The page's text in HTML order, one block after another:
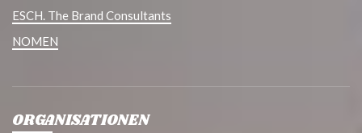
ESCH. The Brand Consultants
NOMEN
ORGANISATIONEN